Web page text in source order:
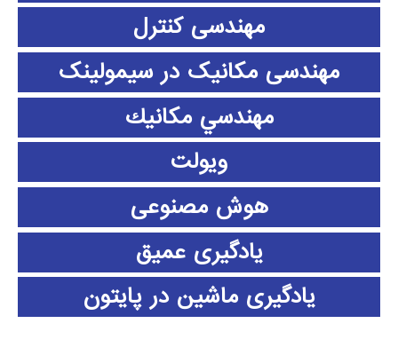
مهندسی کنترل
مهندسی مکانیک در سیمولینک
مهندسي مكانيك
ویولت
هوش مصنوعی
یادگیری عمیق
یادگیری ماشین در پایتون